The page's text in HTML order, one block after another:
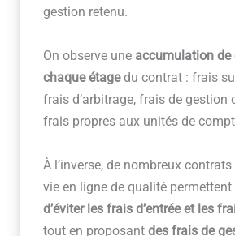
gestion retenu.
On observe une accumulation de
chaque étagedu contrat : frais
frais d’arbitrage, frais de gestion
frais propres aux unités de
À l’inverse, de nombreux contrats
vie en ligne de qualité permettent
d’éviter les frais d’entrée et les
tout en proposant des frais de